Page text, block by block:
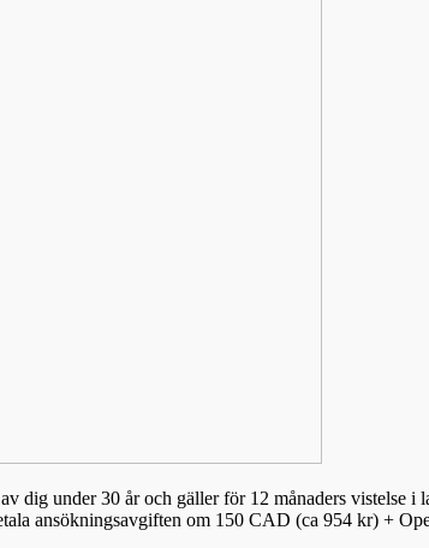
dig under 30 år och gäller för 12 månaders vistelse
ansökningsavgiften om 150 CAD (ca 954 kr) +